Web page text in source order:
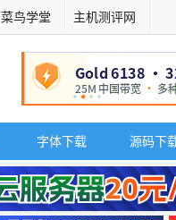
菜鸟学堂 主机测评网
字体下载 源码下